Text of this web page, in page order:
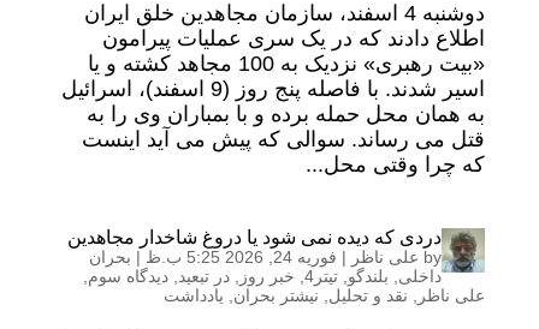
دوشنبه 4 اسفند، سازمان مجاهدین خلق ایران
اطلاع دادند که در یک سری عملیات پیرامون
«بیت رهبری» نزدیک به 100 مجاهد کشته و یا
اسیر شدند. با فاصله پنج روز (9 اسفند)، اسرائیل
به همان محل حمله برده و با بمباران وی را به
قتل می رساند. سوالی که پیش می آید اینست
که چرا وقتی محل...
دردی که دیده نمی شود یا دروغ شاخدار مجاهدین
by علی ناظر | فوریه 24, 2026 5:25 ب.ظ | بحران
داخلی
بلندگو تیتر4 , خبر روز در تبعید دیدگاه سوم
علی ناظر
نقد و تحلیل نیشتر بحران یادداشت